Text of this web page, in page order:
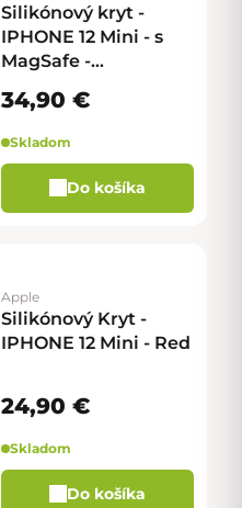
Silikónový kryt -
IPHONE 12 Mini - s
MagSafe -
34,90 €
Skladom
Do košíka
Apple
Silikónový Kryt -
IPHONE 12 Mini - Red
24,90 €
Skladom
Do košíka